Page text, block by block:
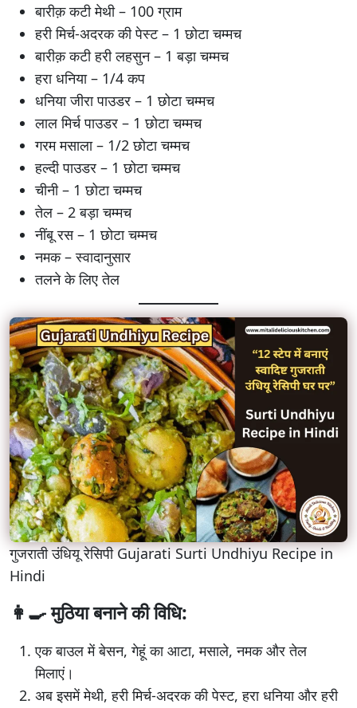
बारीक़ कटी मेथी – 100 ग्राम
हरी मिर्च-अदरक की पेस्ट – 1 छोटा चम्मच
बारीक़ कटी हरी लहसुन – 1 बड़ा चम्मच
हरा धनिया – 1/4 कप
धनिया जीरा पाउडर – 1 छोटा चम्मच
लाल मिर्च पाउडर – 1 छोटा चम्मच
गरम मसाला – 1/2 छोटा चम्मच
हल्दी पाउडर – 1 छोटा चम्मच
चीनी – 1 छोटा चम्मच
तेल – 2 बड़ा चम्मच
नींबू रस – 1 छोटा चम्मच
नमक – स्वादानुसार
तलने के लिए तेल
गुजराती उंधियू रेसिपी Gujarati Surti Undhiyu Recipe in
Hindi
👩‍🍳 मुठिया बनाने की विधि:
एक बाउल में बेसन, गेहूं का आटा, मसाले, नमक और तेल
मिलाएं।
अब इसमें मेथी, हरी मिर्च-अदरक की पेस्ट, हरा धनिया और हरी